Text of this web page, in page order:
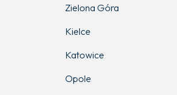
Zielona Góra
Kielce
Katowice
Opole